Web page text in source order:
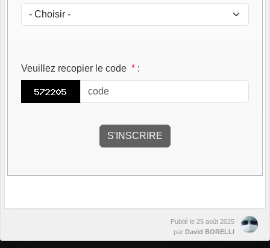
Veuillez recopier le code * :
Publié le 25 août 2025
par David BORELLI